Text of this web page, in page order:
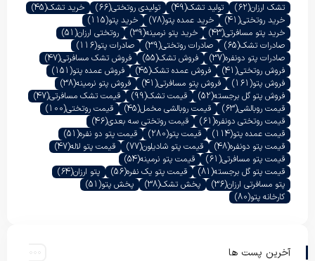
تشک ارزان(62) تولید تشک(49) تولیدی روتختی(66) خرید تشک(45)
خرید روتختی(41) خرید عمده پتو(78) خرید پتو(115)
خرید پتو مسافرتی(43) خرید پتو نرمینه(39) روتختی ارزان(51)
صادرات تشک(65) صادرات روتختی(39) صادرات پتو(116)
صادرات پتو دونفره(37) فروش تشک(55) فروش تشک مسافرتی(47)
فروش روتختی(41) فروش عمده تشک(45) فروش عمده پتو(151)
فروش پتو(161) فروش پتو مسافرتی(41) فروش پتو نرمینه(38)
فروش پتو گل برجسته(52) قیمت تشک(99) قیمت تشک مسافرتی(47)
قیمت روبالشی(63) قیمت روبالشی مخمل(45) قیمت روتختی(100)
قیمت روتختی دونفره(61) قیمت روتختی سه بعدی(46)
قیمت عمده پتو(114) قیمت پتو(280) قیمت پتو دو نفره(51)
قیمت پتو دونفره(48) قیمت پتو شادیلون(77) قیمت پتو لاله(47)
قیمت پتو مسافرتی(61) قیمت پتو نرمینه(54)
قیمت پتو گل برجسته(81) قیمت پتو یک نفره(56) پتو ارزان(64)
پتو مسافرتی ارزان(36) پخش تشک(38) پخش پتو(51)
کارخانه پتو(80)
آخرین پست ها